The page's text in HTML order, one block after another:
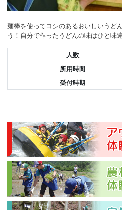
麺棒を使ってコシのあるおいしいうど
う！自分で作ったうどんの味はひと味
人数
所用時間
受付時期